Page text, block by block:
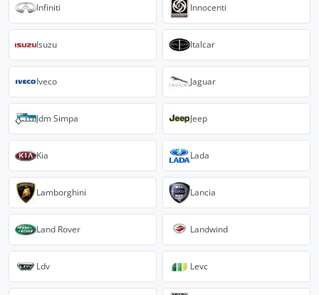
Infiniti Innocenti
Isuzu Italcar
Iveco Jaguar
Jdm Simpa Jeep
Kia Lada
Lamborghini Lancia
Land Rover Landwind
Ldv Levc